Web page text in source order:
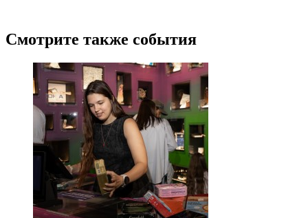
Смотрите также события